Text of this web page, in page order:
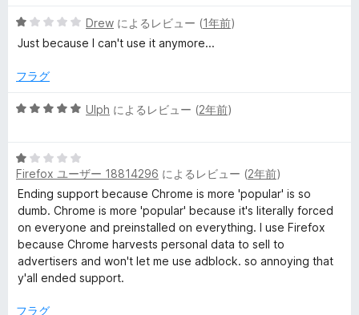
レ
ュ
5
段
中
の
Drew によるレビュー (1年前)
Just because I can't use it anymore...
フラグ
5
中
5
の
評
価
Ulph によるレビュー (2年前)
5
段
階
中
1
の
評
価
Firefox ユーザー 18814296 によるレビュー (2年前)
Ending support because Chrome is more 'popular' is so
dumb. Chrome is more 'popular' because it's literally forced
on everyone and preinstalled on everything. I use Firefox
because Chrome harvests personal data to sell to
advertisers and won't let me use adblock. so annoying that
y'all ended support.
フラグ